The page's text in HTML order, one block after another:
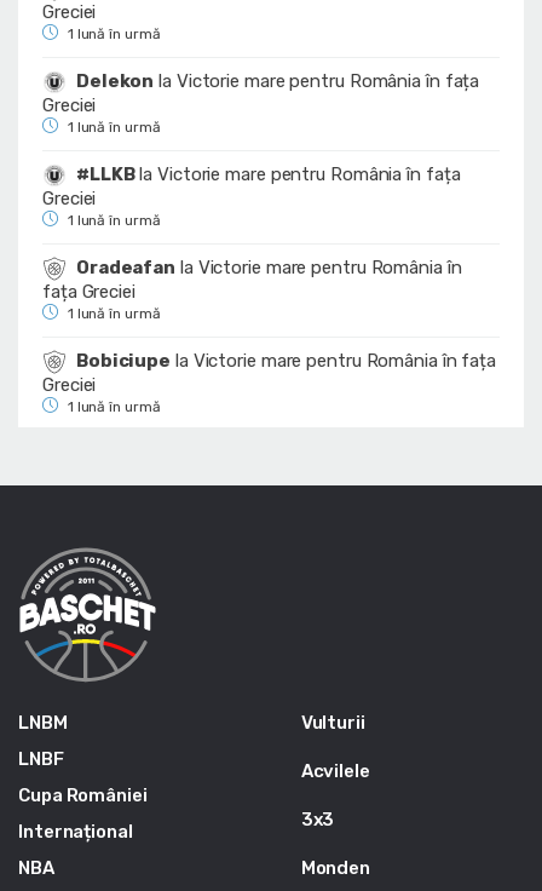
Greciei
1 lună în urmă
Delekon la Victorie mare pentru România în fața
Greciei
1 lună în urmă
#LLKBlaVictorie mare pentru România în fața
Greciei
1 lună în urmă
Oradeafan la Victorie mare pentru România în
fața Greciei
1 lună în urmă
Bobiciupe la Victorie mare pentru România în fața
Greciei
1 lună în urmă
LNBM
LNBF
Cupa României
Internațional
NBA
Vulturii
Acvilele
3x3
Monden